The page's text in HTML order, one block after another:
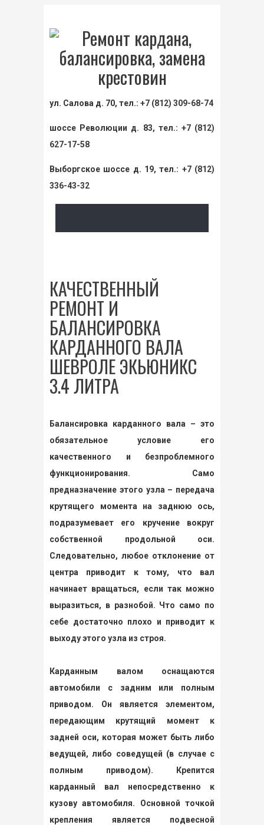
ул. Салова д. 70, тел.: +7 (812) 309-68-74
шоссе Революции д. 83, тел.: +7 (812)
627-17-58
Выборгское шоссе д. 19, тел.: +7 (812)
336-43-32
КАЧЕСТВЕННЫЙ
РЕМОНТ И
БАЛАНСИРОВКА
КАРДАННОГО ВАЛА
ШЕВРОЛЕ ЭКЬЮНИКС
3.4 ЛИТРА
Балансировка карданного вала – это
обязательное условие его
качественного и безпроблемного
функционирования. Само
предназначение этого узла – передача
крутящего момента на заднюю ось,
подразумевает его кручение вокруг
собственной продольной оси.
Следовательно, любое отклонение от
центра приводит к тому, что вал
начинает вращаться, если так можно
выразиться, в разнобой. Что само по
себе достаточно плохо и приводит к
выходу этого узла из строя.
Карданным валом оснащаются
автомобили с задним или полным
приводом. Он является элементом,
передающим крутящий момент к
задней оси, которая может быть либо
ведущей, либо соведущей (в случае с
полным приводом). Крепится
карданный вал непосредственно к
кузову автомобиля. Основной точкой
крепления является подвесной